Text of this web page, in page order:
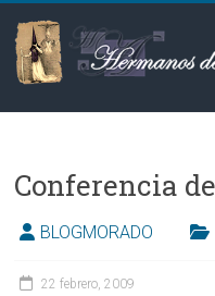
contenido
Hermanos
las
Aguas
BLOGMORADO
22 febrero, 2009